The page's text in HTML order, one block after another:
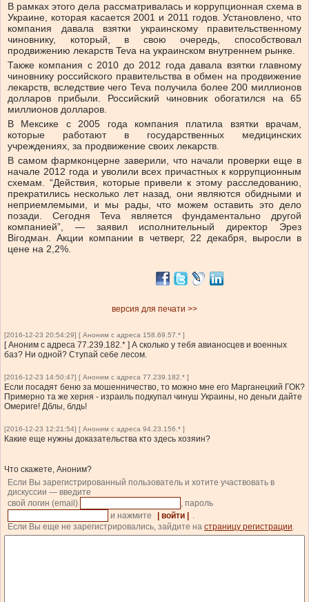
В рамках этого дела рассматривалась и коррупционная схема в
Украине, которая касается 2001 и 2011 годов. Установлено, что
компания давала взятки украинскому правительственному
чиновнику, который, в свою очередь, способствовал
продвижению лекарств Teva на украинском внутреннем рынке.
Также компания с 2010 до 2012 года давала взятки главному
чиновнику российского правительства в обмен на продвижение
лекарств, вследствие чего Teva получила более 200 миллионов
долларов прибыли. Российский чиновник обогатился на 65
миллионов долларов.
В Мексике с 2005 года компания платила взятки врачам,
которые работают в государственных медицинских
учреждениях, за продвижение своих лекарств.
В самом фармконцерне заверили, что начали проверки еще в
начале 2012 года и уволили всех причастных к коррупционным
схемам. “Действия, которые привели к этому расследованию,
прекратились несколько лет назад, они являются обидными и
неприемлемыми, и мы рады, что можем оставить это дело
позади. Сегодня Teva является фундаментально другой
компанией”, — заявил исполнительный директор Эрез
Вігодман. Акции компании в четверг, 22 декабря, выросли в
цене на 2,2%.
версия для печати >>
[2016-12-23 20:54:29] [ Аноним с адреса 158.69.57.* ]
[ Аноним с адреса 77.239.182.* ] А сколько у тебя авианосцев и военных
баз? Ни одной? Ступай себе лесом.
[2016-12-23 14:50:47] [ Аноним с адреса 77.239.182.* ]
Если посадят беню за мошенничество, то можно мне его Марганецкий ГОК?
Примерно та же херня - израиль подкупал чинуш Украины, но деньги дайте
Омериге! Дблы, блдь!
[2016-12-23 12:21:54] [ Аноним с адреса 94.23.156.* ]
Какие еще нужны доказательства кто здесь хозяин?
Что скажете, Аноним?
Если Вы зарегистрированный пользователь и хотите участвовать в
дискуссии — введите
свой логин (email)
, пароль
и нажмите
| войти |
.
Если Вы еще не зарегистрировались, зайдите на страницу регистрации.